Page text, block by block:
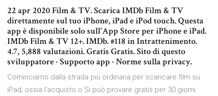
22 apr 2020 Film & TV. Scarica IMDb Film & TV
direttamente sul tuo iPhone, iPad e iPod touch. Questa
app è disponibile solo sull'App Store per iPhone e iPad.
IMDb Film & TV 12+. IMDb. #118 in Intrattenimento.
4.7, 5,888 valutazioni. Gratis Gratis. Sito di questo
sviluppatore · Supporto app · Norme sulla privacy.
Cominciamo dalla strada più ordinaria per scaricare film su
iPad, ossia l'acquisto o Si può provare gratis per 30 giorni